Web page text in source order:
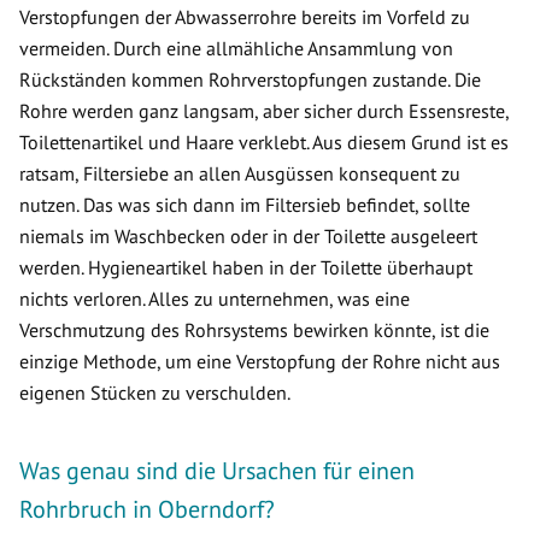
Verstopfungen der Abwasserrohre bereits im Vorfeld zu
vermeiden. Durch eine allmähliche Ansammlung von
Rückständen kommen Rohrverstopfungen zustande. Die
Rohre werden ganz langsam, aber sicher durch Essensreste,
Toilettenartikel und Haare verklebt. Aus diesem Grund ist es
ratsam, Filtersiebe an allen Ausgüssen konsequent zu
nutzen. Das was sich dann im Filtersieb befindet, sollte
niemals im Waschbecken oder in der Toilette ausgeleert
werden. Hygieneartikel haben in der Toilette überhaupt
nichts verloren. Alles zu unternehmen, was eine
Verschmutzung des Rohrsystems bewirken könnte, ist die
einzige Methode, um eine Verstopfung der Rohre nicht aus
eigenen Stücken zu verschulden.
Was genau sind die Ursachen für einen
Rohrbruch in Oberndorf?